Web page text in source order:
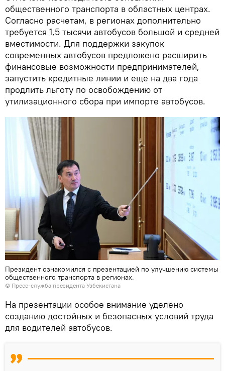
общественного транспорта в областных центрах.
Согласно расчетам, в регионах дополнительно
требуется 1,5 тысячи автобусов большой и средней
вместимости. Для поддержки закупок
современных автобусов предложено расширить
финансовые возможности предпринимателей,
запустить кредитные линии и еще на два года
продлить льготу по освобождению от
утилизационного сбора при импорте автобусов.
Президент ознакомился с презентацией по улучшению системы
общественного транспорта в регионах.
© Пресс-служба президента Узбекистана
На презентации особое внимание уделено
созданию достойных и безопасных условий труда
для водителей автобусов.